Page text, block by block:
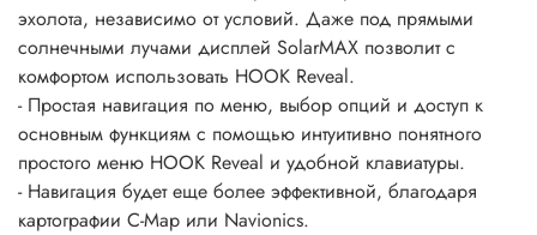
эхолота, независимо от условий. Даже под прямыми
солнечными лучами дисплей SolarMAX позволит с
комфортом использовать HOOK Reveal.
- Простая навигация по меню, выбор опций и доступ к
основным функциям с помощью интуитивно понятного
простого меню HOOK Reveal и удобной клавиатуры.
- Навигация будет еще более эффективной, благодаря
картографии С-Map или Navionics.